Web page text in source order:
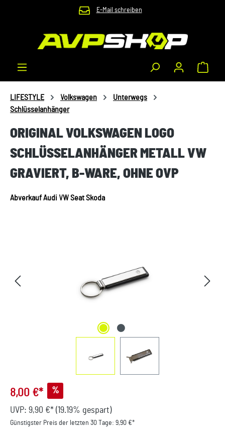
Zum Hauptinhalt springen E-Mail schreiben
LIFESTYLE Volkswagen
Unterwegs
Schlüsselanhänger
ORIGINAL VOLKSWAGEN LOGO
SCHLÜSSELANHÄNGER METALL VW
GRAVIERT, B-WARE, OHNE OVP
Abverkauf Audi VW Seat Skoda
8,00 €* %
UVP: 9,90 €* (19.19% gespart)
Günstigster Preis der letzten 30 Tage: 9,90 €*